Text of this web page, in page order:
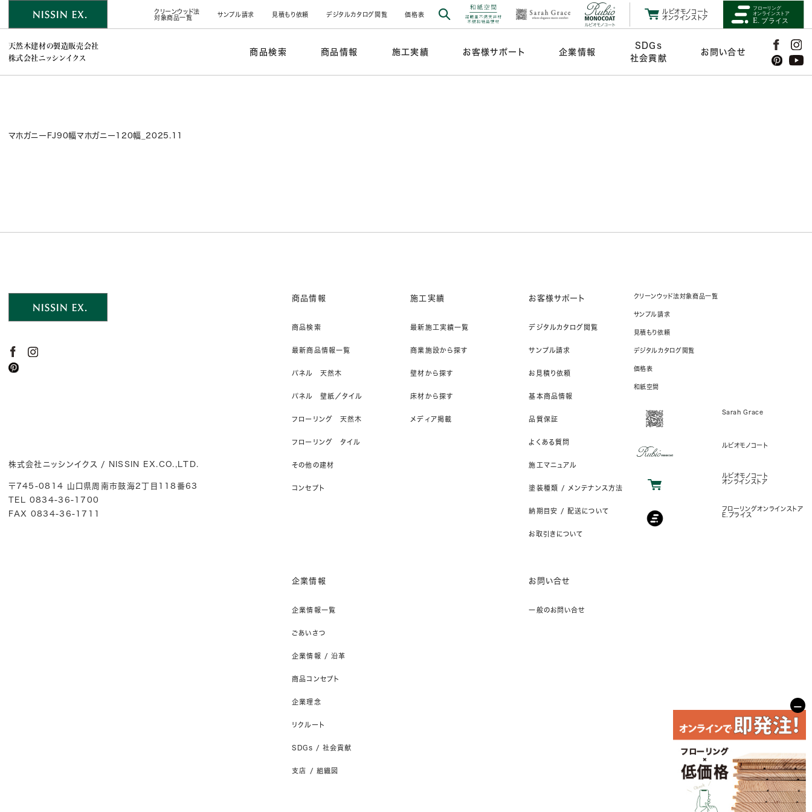
クリーンウッド法
対象商品一覧
サンプル請求 見積もり依頼 デジタルカタログ閲覧 価格表
ルビオモノコート
オンラインストア
天然木建材の製造販売会社
株式会社ニッシンイクス
商品検索 商品情報 施工実績 お客様サポート 企業情報
SDGs
社会貢献
お問い合せ
マホガニーFJ90幅マホガニー120幅_2025.11
株式会社ニッシンイクス / NISSIN EX.CO.,LTD.
〒745-0814 山口県周南市鼓海2丁目118番63
TEL 0834-36-1700
FAX 0834-36-1711
商品情報
商品検索
最新商品情報一覧
パネル 天然木
パネル 壁紙／タイル
フローリング 天然木
フローリング タイル
その他の建材
コンセプト
施工実績
最新施工実績一覧
商業施設から探す
壁材から探す
床材から探す
メディア掲載
お客様サポート
デジタルカタログ閲覧
サンプル請求
お見積り依頼
基本商品情報
品質保証
よくある質問
施工マニュアル
塗装種類 / メンテナンス方法
納期目安 / 配送について
お取引きについて
企業情報
企業情報一覧
ごあいさつ
企業情報 / 沿革
商品コンセプト
企業理念
リクルート
SDGs / 社会貢献
支店 / 組織図
お問い合せ
一般のお問い合せ
クリーンウッド法対象商品一覧
サンプル請求
見積もり依頼
デジタルカタログ閲覧
価格表
和紙空間
Sarah Grace
ルビオモノコート
ルビオモノコート
オンラインストア
フローリングオンラインストア
E.プライス
−